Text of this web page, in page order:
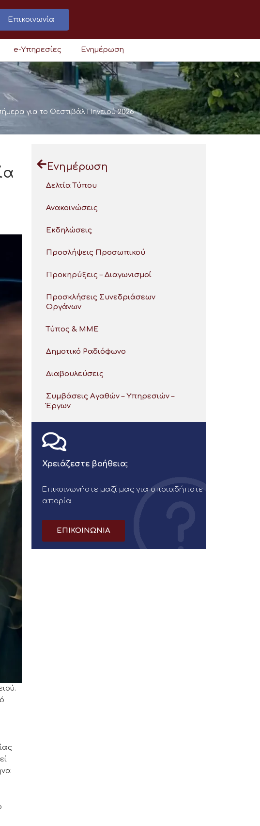
Επικοινωνία
e-Υπηρεσίες Ενημέρωση
για το Φεστιβάλ Πηνειού 2026
Ενημέρωση
Δελτία Τύπου
Ανακοινώσεις
Εκδηλώσεις
Προσλήψεις Προσωπικού
Προκηρύξεις – Διαγωνισμοί
Προσκλήσεις Συνεδριάσεων
Οργάνων
Τύπος & ΜΜΕ
Δημοτικό Ραδιόφωνο
Διαβουλεύσεις
Συμβάσεις Αγαθών – Υπηρεσιών –
Έργων
Χρειάζεστε βοήθεια;
Επικοινωνήστε μαζί μας για οποιαδήποτε
απορία
ΕΠΙΚΟΙΝΩΝΙΑ